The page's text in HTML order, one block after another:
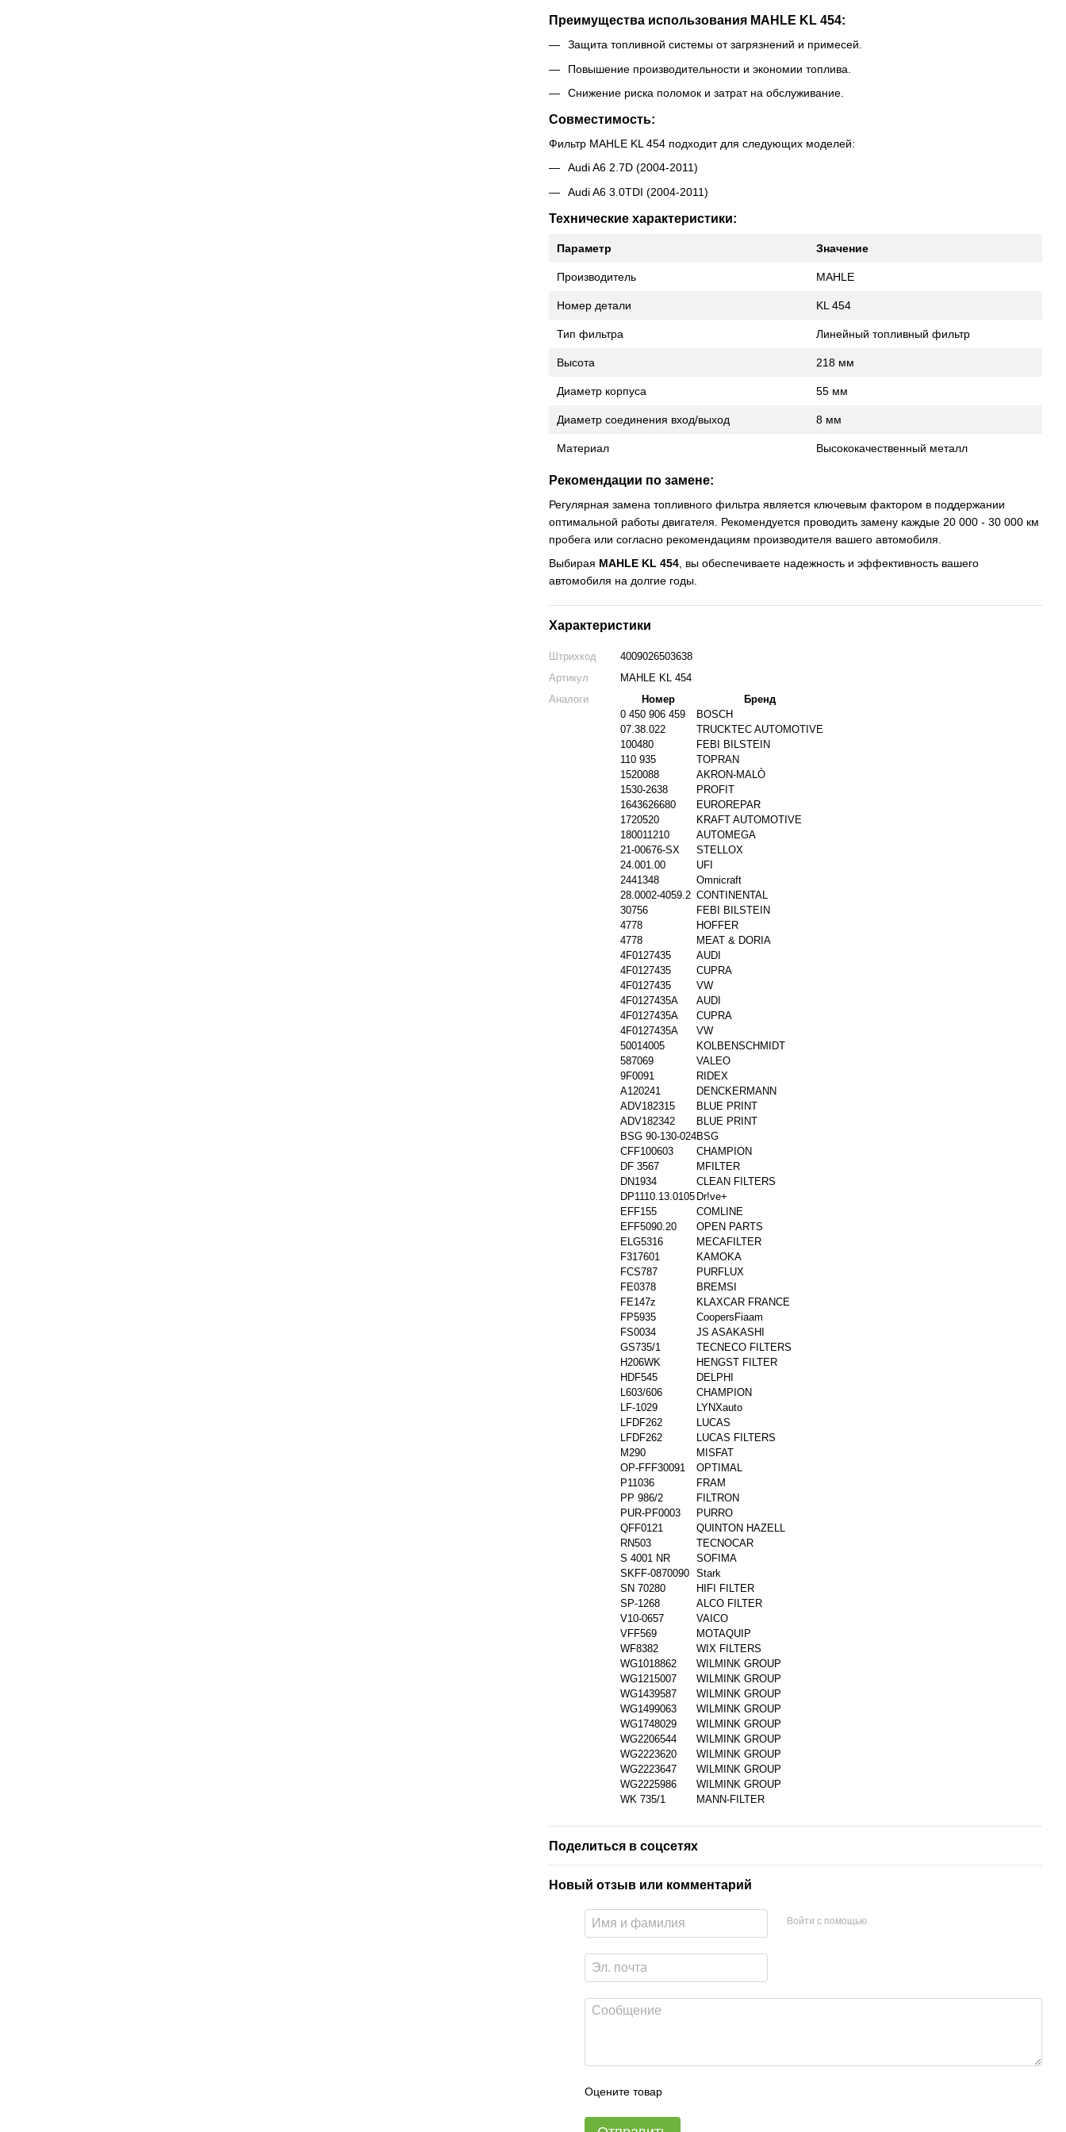
Преимущества использования MAHLE KL 454:
Защита топливной системы от загрязнений и примесей.
Повышение производительности и экономии топлива.
Снижение риска поломок и затрат на обслуживание.
Совместимость:
Фильтр MAHLE KL 454 подходит для следующих моделей:
Audi A6 2.7D (2004-2011)
Audi A6 3.0TDI (2004-2011)
Технические характеристики:
Параметр Значение
Производитель MAHLE
Номер детали KL 454
Тип фильтра Линейный топливный фильтр
Высота 218 мм
Диаметр корпуса 55 мм
Диаметр соединения вход/выход 8 мм
Материал Высококачественный металл
Рекомендации по замене:
Регулярная замена топливного фильтра является ключевым фактором в поддержании
оптимальной работы двигателя. Рекомендуется проводить замену каждые 20 000 - 30 000 км
пробега или согласно рекомендациям производителя вашего автомобиля.
Выбирая MAHLE KL 454 , вы обеспечиваете надежность и эффективность вашего
автомобиля на долгие годы.
Характеристики
Штрихкод
4009026503638
Артикул
MAHLE KL 454
Аналоги
Номер
Бренд
0 450 906 459
BOSCH
07.38.022
TRUCKTEC AUTOMOTIVE
100480
FEBI BILSTEIN
110 935
TOPRAN
1520088
AKRON-MALÒ
1530-2638
PROFIT
1643626680
EUROREPAR
1720520
KRAFT AUTOMOTIVE
180011210
AUTOMEGA
21-00676-SX
STELLOX
24.001.00
UFI
2441348
Omnicraft
28.0002-4059.2 CONTINENTAL
30756
FEBI BILSTEIN
4778
HOFFER
4778
MEAT & DORIA
4F0127435
AUDI
4F0127435
CUPRA
4F0127435
VW
4F0127435A
AUDI
4F0127435A
CUPRA
4F0127435A
VW
50014005
KOLBENSCHMIDT
587069
VALEO
9F0091
RIDEX
A120241
DENCKERMANN
ADV182315
BLUE PRINT
ADV182342
BLUE PRINT
BSG 90-130-024BSG
CFF100603
CHAMPION
DF 3567
MFILTER
DN1934
CLEAN FILTERS
DP1110.13.0105 Dr!ve+
EFF155
COMLINE
EFF5090.20
OPEN PARTS
ELG5316
MECAFILTER
F317601
KAMOKA
FCS787
PURFLUX
FE0378
BREMSI
FE147z
KLAXCAR FRANCE
FP5935
CoopersFiaam
FS0034
JS ASAKASHI
GS735/1
TECNECO FILTERS
H206WK
HENGST FILTER
HDF545
DELPHI
L603/606
CHAMPION
LF-1029
LYNXauto
LFDF262
LUCAS
LFDF262
LUCAS FILTERS
M290
MISFAT
OP-FFF30091
OPTIMAL
P11036
FRAM
PP 986/2
FILTRON
PUR-PF0003
PURRO
QFF0121
QUINTON HAZELL
RN503
TECNOCAR
S 4001 NR
SOFIMA
SKFF-0870090 Stark
SN 70280
HIFI FILTER
SP-1268
ALCO FILTER
V10-0657
VAICO
VFF569
MOTAQUIP
WF8382
WIX FILTERS
WG1018862
WILMINK GROUP
WG1215007
WILMINK GROUP
WG1439587
WILMINK GROUP
WG1499063
WILMINK GROUP
WG1748029
WILMINK GROUP
WG2206544
WILMINK GROUP
WG2223620
WILMINK GROUP
WG2223647
WILMINK GROUP
WG2225986
WILMINK GROUP
WK 735/1
MANN-FILTER
Поделиться в соцсетях
Новый отзыв или комментарий
Войти с помощью
Оцените товар